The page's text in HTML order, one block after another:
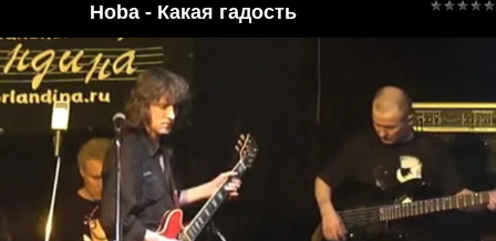
Hoba - Какая гадость